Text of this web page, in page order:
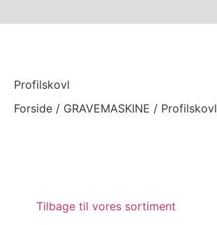
Profilskovl
Forside / GRAVEMASKINE / Profilskovl
Tilbage til vores sortiment